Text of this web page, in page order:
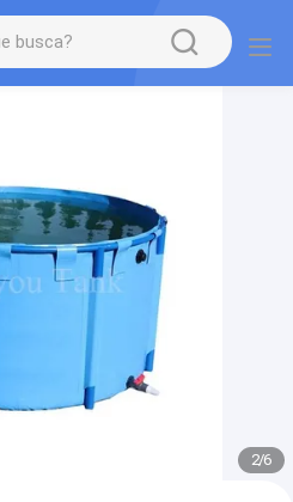
2/6